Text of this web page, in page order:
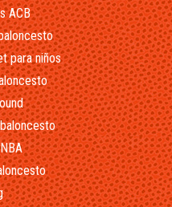
ACB
para niños